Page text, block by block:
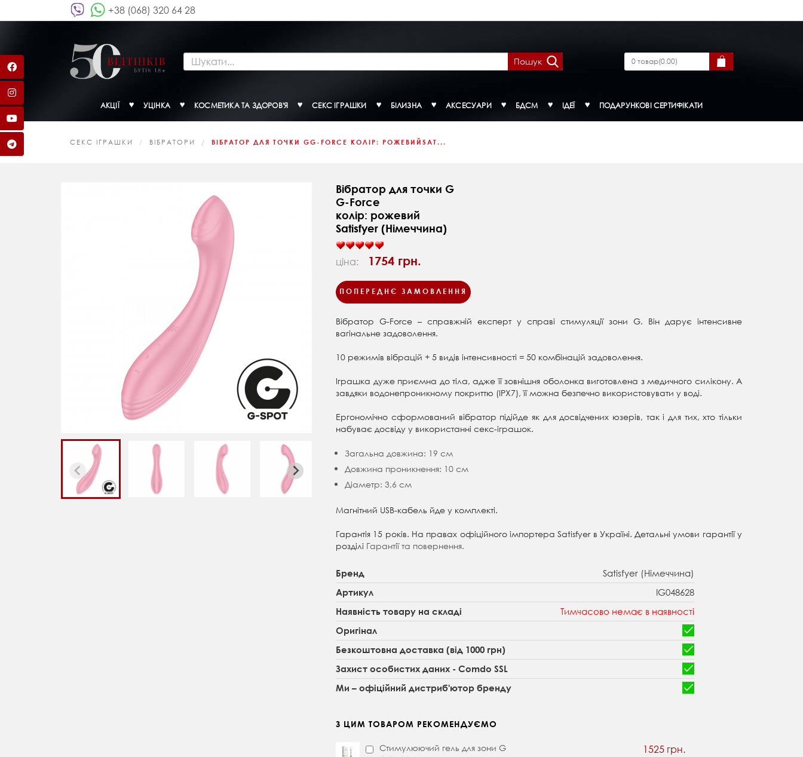
+38 (068) 320 64 28
Пошук 0товар(0.00)
АКЦІЇ УЦІНКА КОСМЕТИКА ТА ЗДОРОВ'Я СЕКС ІГРАШКИ БІЛИЗНА АКСЕСУАРИ БДСМ ІДЕЇ ПОДАРУНКОВІ СЕРТИФІКАТИ
СЕКС ІГРАШКИ ВІБРАТОРИ ВІБРАТОР ДЛЯ ТОЧКИ GG-FORCE КОЛІР: РОЖЕВИЙSAT...
Вібратор для точки G
G-Force
колір: рожевий
Satisfyer (Німеччина)
ціна: 1754 грн.
ПОПЕРЕДНЄ ЗАМОВЛЕННЯ
Вібратор G-Force – справжній експерт у справі стимуляції зони G. Він дарує інтенсивне
вагінальне задоволення.
10 режимів вібрацій + 5 видів інтенсивності = 50 комбінацій задоволення.
Іграшка дуже приємна до тіла, адже її зовнішня оболонка виготовлена з медичного силікону. А
завдяки водонепроникному покриттю (IPX7), її можна безпечно використовувати у воді.
Ергономічно сформований вібратор підійде як для досвідчених юзерів, так і для тих, хто тільки
набуває досвіду у використанні секс-іграшок.
Загальна довжина: 19 см
Довжина проникнення: 10 см
Діаметр: 3,6 см
Магнітний USB-кабель йде у комплекті.
Гарантія 15 років. На правах офіційного імпортера Satisfyer в Україні. Детальні умови гарантії у
розділі Гарантії та повернення.
Бренд Satisfyer (Німеччина)
Артикул IG048628
Наявність товару на складі Тимчасово немає в наявності
Оригінал
Безкоштовна доставка (від 1000 грн)
Захист особистих даних - Comdo SSL
Ми – офіційний дистриб'ютор бренду
З ЦИМ ТОВАРОМ РЕКОМЕНДУЄМО
Стимулюючий гель для зони G
1525 грн.